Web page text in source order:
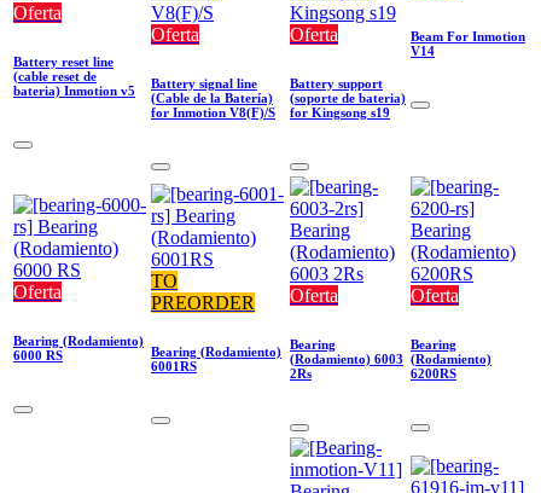
Oferta
Battery reset line
(cable reset de
bateria) Inmotion v5
Oferta
Battery signal line
(Cable de la Batería)
for Inmotion V8(F)/S
Oferta
Battery support
(soporte de bateria)
for Kingsong s19
Beam For Inmotion
V14
Oferta
Bearing (Rodamiento)
6000 RS
TO
PREORDER
Bearing (Rodamiento)
6001RS
Oferta
Bearing
(Rodamiento) 6003
2Rs
Oferta
Bearing
(Rodamiento)
6200RS